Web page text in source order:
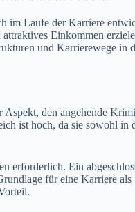
im Laufe der Karriere
Einkommen
und Karrierewege in
den angehende
ist hoch, da sie sowohl in
erforderlich. Ein
für eine Karriere als